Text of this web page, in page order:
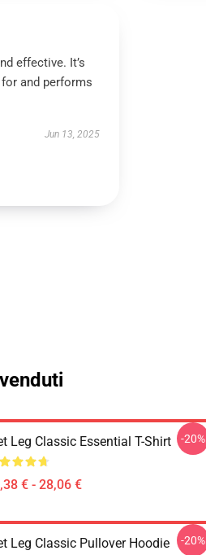
effective. It’s
and performs
Jun 13, 2025
Leg Classic Essential T-Shirt
€ - 28,06 €
-20%
Leg Classic Pullover Hoodie -20%